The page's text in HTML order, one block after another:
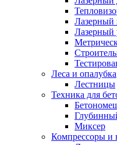
Лазерный
Лазерный
Леса и опалубка
Лестницы
Техника для
Миксер
Компрессоры и